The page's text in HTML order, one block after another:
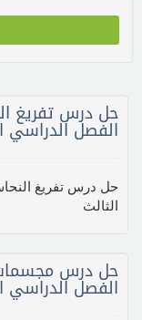
حل درس تفريغ
الفصل الدراسي
حل درس تفريغ
الثالث
حل درس مجسمات
الفصل الدراسي